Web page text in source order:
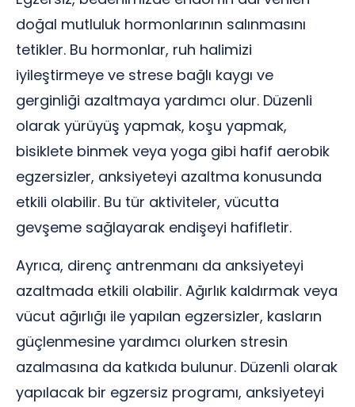
doğal mutluluk hormonlarının salınmasını
tetikler. Bu hormonlar, ruh halimizi
iyileştirmeye ve strese bağlı kaygı ve
gerginliği azaltmaya yardımcı olur. Düzenli
olarak yürüyüş yapmak, koşu yapmak,
bisiklete binmek veya yoga gibi hafif aerobik
egzersizler, anksiyeteyi azaltma konusunda
etkili olabilir. Bu tür aktiviteler, vücutta
gevşeme sağlayarak endişeyi hafifletir.
Ayrıca, direnç antrenmanı da anksiyeteyi
azaltmada etkili olabilir. Ağırlık kaldırmak veya
vücut ağırlığı ile yapılan egzersizler, kasların
güçlenmesine yardımcı olurken stresin
azalmasına da katkıda bulunur. Düzenli olarak
yapılacak bir egzersiz programı, anksiyeteyi